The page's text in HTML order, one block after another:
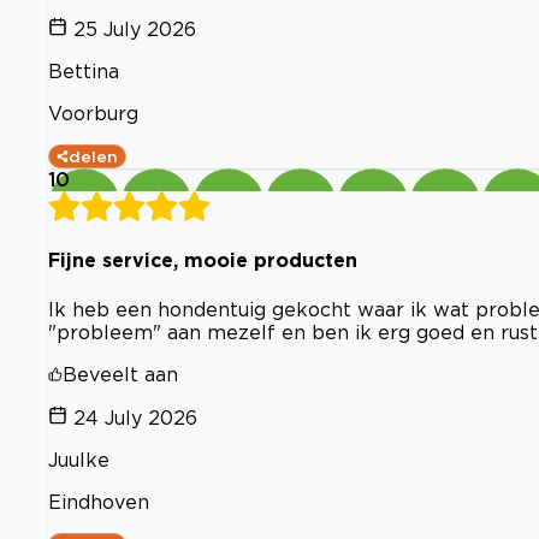
25 July 2026
Bettina
Voorburg
delen
10
Fijne service, mooie producten
Ik heb een hondentuig gekocht waar ik wat
"probleem" aan mezelf en ben ik erg goed en
Beveelt aan
24 July 2026
Juulke
Eindhoven